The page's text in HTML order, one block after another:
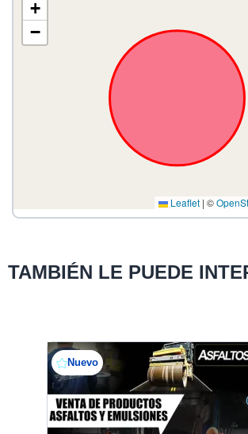
+
−
Leaflet | ©
TAMBIÉN LE PUEDE
Nuevo